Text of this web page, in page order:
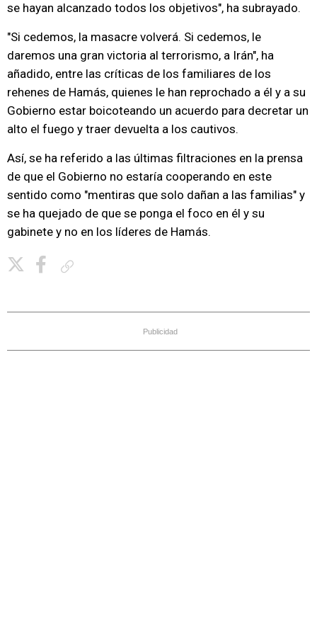
se hayan alcanzado todos los objetivos", ha subrayado.
"Si cedemos, la masacre volverá. Si cedemos, le
daremos una gran victoria al terrorismo, a Irán", ha
añadido, entre las críticas de los familiares de los
rehenes de Hamás, quienes le han reprochado a él y a su
Gobierno estar boicoteando un acuerdo para decretar un
alto el fuego y traer devuelta a los cautivos.
Así, se ha referido a las últimas filtraciones en la prensa
de que el Gobierno no estaría cooperando en este
sentido como "mentiras que solo dañan a las familias" y
se ha quejado de que se ponga el foco en él y su
gabinete y no en los líderes de Hamás.
Publicidad